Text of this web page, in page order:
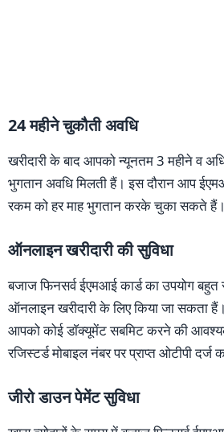
24 महीने चुकौती अवधि
खरीदारी के बाद आपको न्यूनतम 3 महीने व
भुगतान अवधि मिलती हैं। इस दौरान आप
रकम को हर माह भुगतान करके चुका सकते हैं।
ऑनलाइन खरीदारी की सुविधा
बजाज फिनसर्व ईएमआई कार्ड का उपयोग बहुत
ऑनलाइन खरीदारी के लिए किया जा सकता
आपको कोई डाॅक्यूमेंट सबमिट करने की
रजिस्टर्ड मोबाइल नंबर पर प्राप्त ओटीपी दर्ज
जीरो डाउन पेमेंट सुविधा